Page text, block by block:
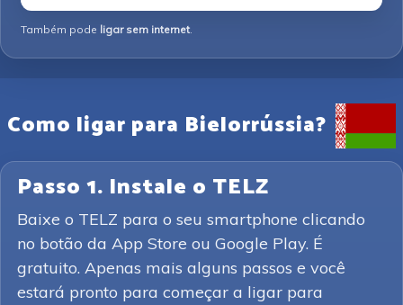
Também pode ligar sem internet.
Como ligar para Bielorrússia?
Passo 1. Instale o TELZ
Baixe o TELZ para o seu smartphone clicando
no botão da App Store ou Google Play. É
gratuito. Apenas mais alguns passos e você
estará pronto para começar a ligar para